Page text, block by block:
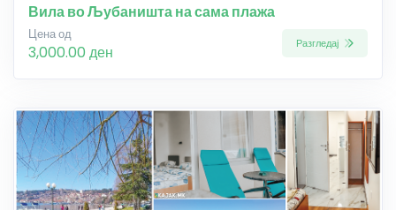
Вила во Љубаништа на сама плажа
Цена од
3,000.00 ден Разгледај